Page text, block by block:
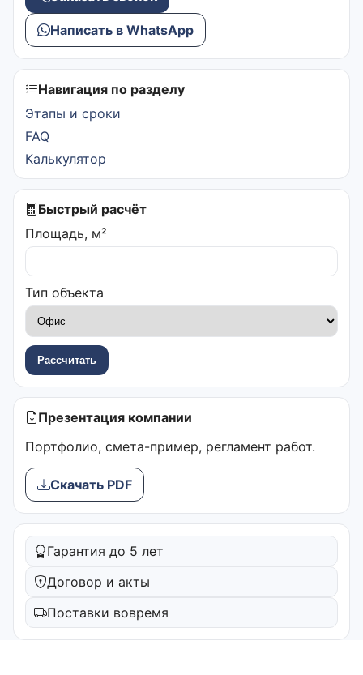
Написать в WhatsApp
Навигация по разделу
Этапы и сроки
FAQ
Калькулятор
Быстрый расчёт
Площадь, м²
Тип объекта
Рассчитать
Презентация компании
Портфолио, смета-пример, регламент работ.
Скачать PDF
Гарантия до 5 лет
Договор и акты
Поставки вовремя